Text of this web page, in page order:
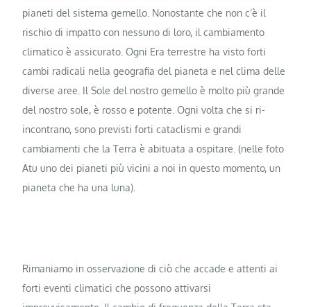
pianeti del sistema gemello. Nonostante che non c’è il
rischio di impatto con nessuno di loro, il cambiamento
climatico è assicurato. Ogni Era terrestre ha visto forti
cambi radicali nella geografia del pianeta e nel clima delle
diverse aree. Il Sole del nostro gemello è molto più grande
del nostro sole, è rosso e potente. Ogni volta che si ri-
incontrano, sono previsti forti cataclismi e grandi
cambiamenti che la Terra è abituata a ospitare. (nelle foto
Atu uno dei pianeti più vicini a noi in questo momento, un
pianeta che ha una luna).
Rimaniamo in osservazione di ciò che accade e attenti ai
forti eventi climatici che possono attivarsi